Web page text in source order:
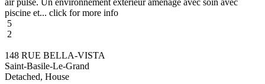
piscine et... click for more info
5
2
148 RUE BELLA-VISTA
Saint-Basile-Le-Grand
Detached, House